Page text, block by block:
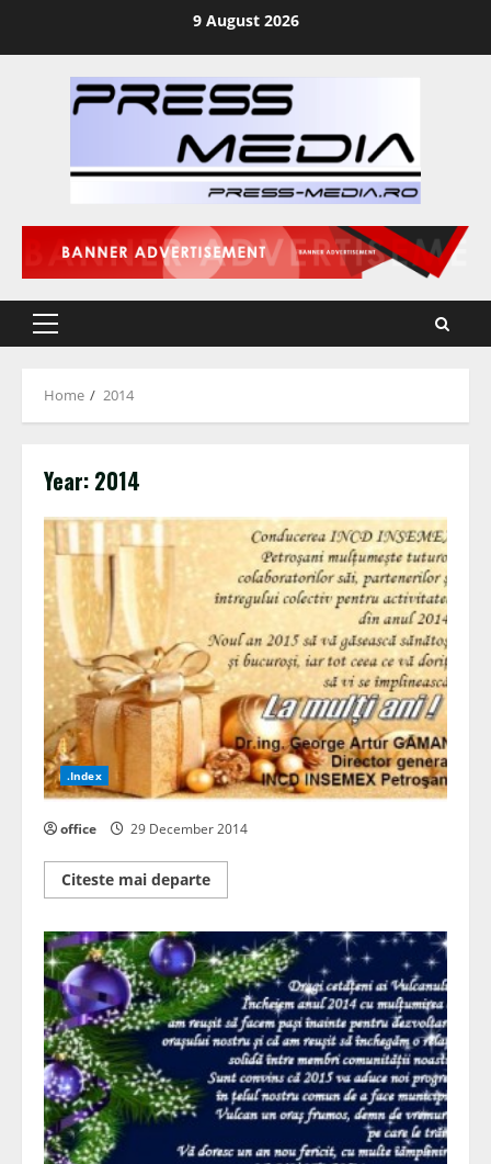
9 August 2026
Primary
Home 2014
Year: 2014
.Index
office 29 December 2014
Citeste mai departeRead
more